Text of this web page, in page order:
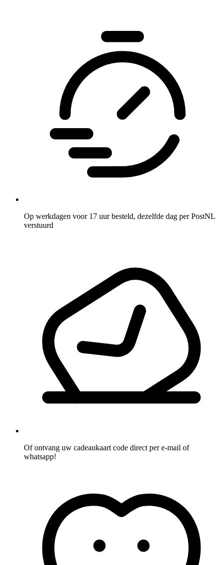
Op werkdagen voor 17 uur besteld, dezelfde dag per PostNL
verstuurd
Of ontvang uw cadeaukaart code direct per e-mail of
whatsapp!